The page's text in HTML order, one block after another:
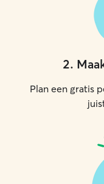
2.
Plan een gratis